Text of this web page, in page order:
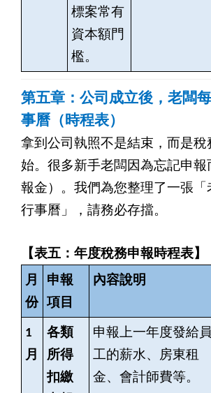
標案常有
資本額門
檻。
第五章：公司成立後，老闆
事曆（時程表）
拿到公司執照不是結束，而是稅
始。很多新手老闆因為忘記申報
報金）。我們為您整理了一張「
行事曆」，請務必存擋。
【表五：年度稅務申報時程表】
月
份
申報
項目
內容說明
1
月
各類
所得
扣繳
申報上一年度發給員
工的薪水、房東租
金、會計師費等。